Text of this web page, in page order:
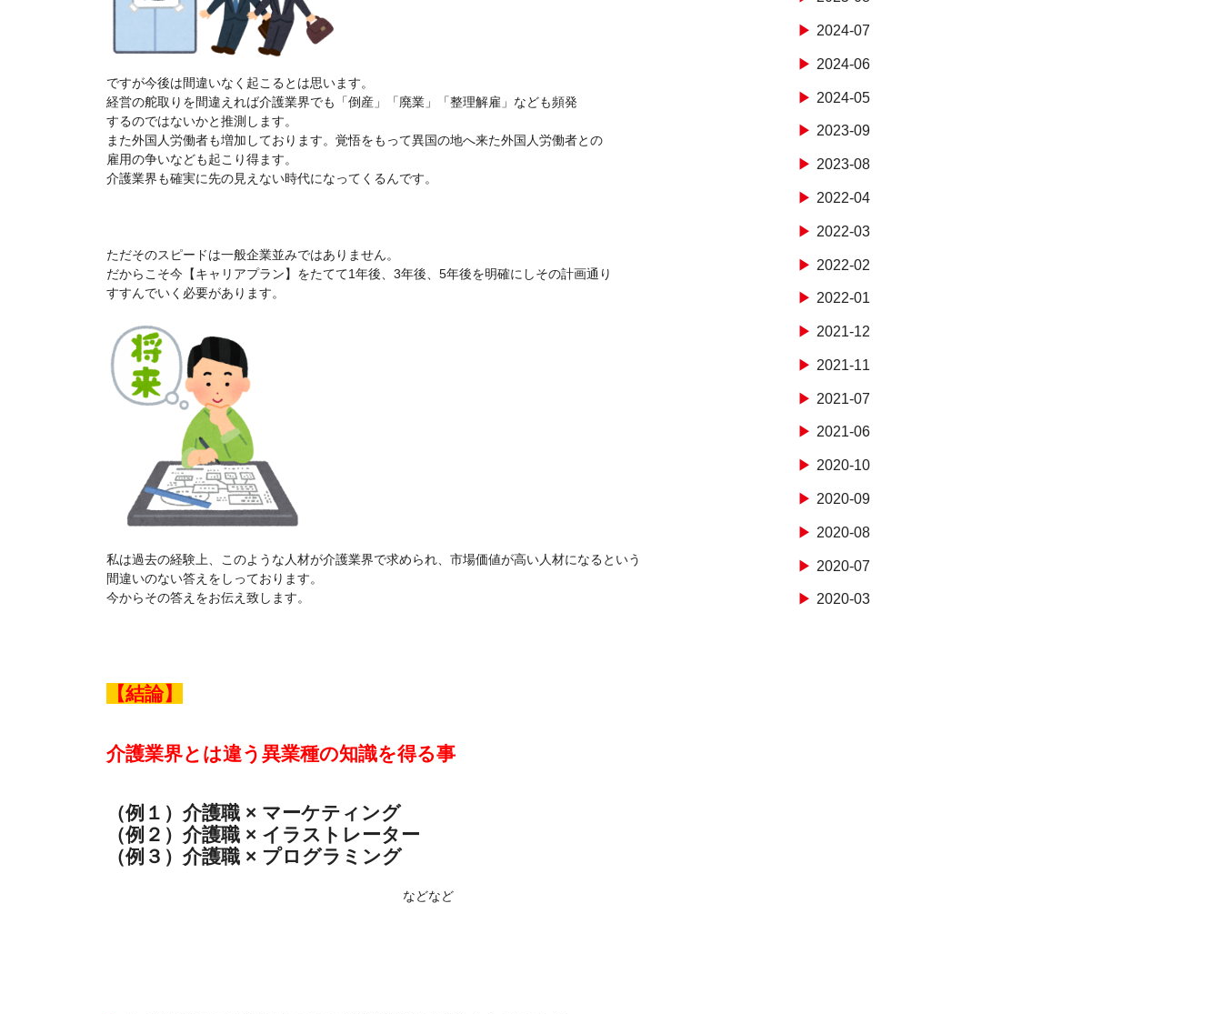
ですが今後は間違いなく起こるとは思います。
経営の舵取りを間違えれば介護業界でも「倒産」「廃業」「整理解雇」なども頻発
するのではないかと推測します。
また外国人労働者も増加しております。覚悟をもって異国の地へ来た外国人労働者との
雇用の争いなども起こり得ます。
介護業界も確実に先の見えない時代になってくるんです。
ただそのスピードは一般企業並みではありません。
だからこそ今【キャリアプラン】をたてて1年後、3年後、5年後を明確にしその計画通り
すすんでいく必要があります。
私は過去の経験上、このような人材が介護業界で求められ、市場価値が高い人材になるという
間違いのない答えをしっております。
今からその答えをお伝え致します。
【結論】
介護業界とは違う異業種の知識を得る事
（例１）介護職 × マーケティング
（例２）介護職 × イラストレーター
（例３）介護職 × プログラミング
などなど
2024-07
2024-06
2024-05
2023-09
2023-08
2022-04
2022-03
2022-02
2022-01
2021-12
2021-11
2021-07
2021-06
2020-10
2020-09
2020-08
2020-07
2020-03